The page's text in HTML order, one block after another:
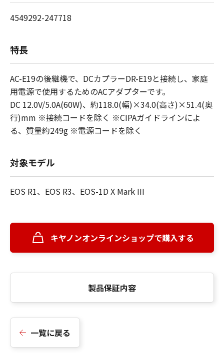
4549292-247718
特長
AC-E19の後継機で、DCカプラーDR-E19と接続し、家庭
用電源で使用するためのACアダプターです。
DC 12.0V/5.0A(60W)、約118.0(幅)×34.0(高さ)×51.4(奥
行)mm ※接続コードを除く ※CIPAガイドラインによ
る、質量約249g ※電源コードを除く
対象モデル
EOS R1、EOS R3、EOS-1D X Mark III
キヤノンオンラインショップで購入する
製品保証内容
一覧に戻る